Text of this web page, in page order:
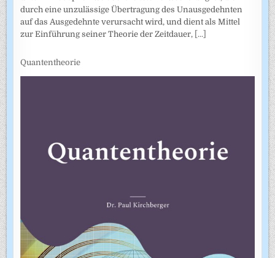
durch eine unzulässige Übertragung des Unausgedehnten
auf das Ausgedehnte verursacht wird, und dient als Mittel
zur Einführung seiner Theorie der Zeitdauer, [...]
Quantentheorie